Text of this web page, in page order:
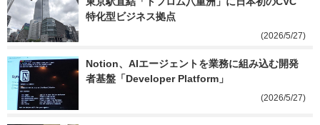
特化型ビジネス拠点
(2026/5/27)
Notion、AIエージェントを業務に組み込む開発
者基盤「Developer Platform」
(2026/5/27)